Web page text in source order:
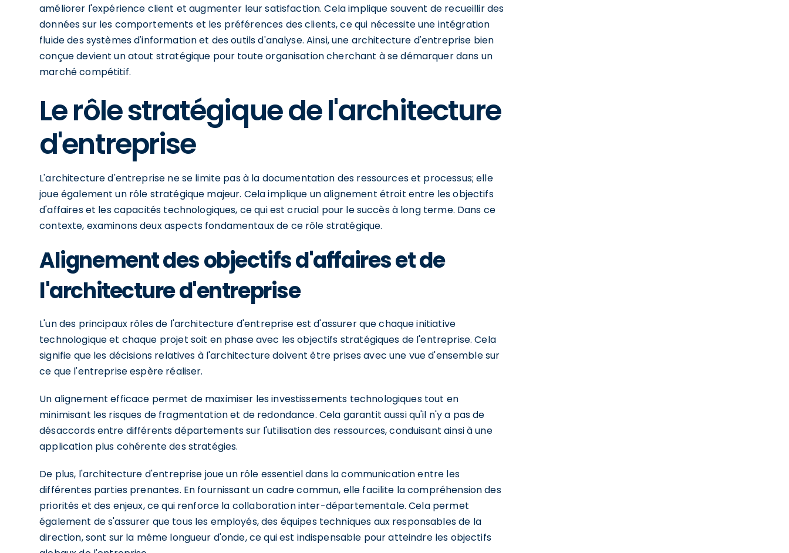
améliorer l'expérience client et augmenter leur satisfaction. Cela implique souvent de recueillir des
données sur les comportements et les préférences des clients, ce qui nécessite une intégration
fluide des systèmes d'information et des outils d'analyse. Ainsi, une architecture d'entreprise bien
conçue devient un atout stratégique pour toute organisation cherchant à se démarquer dans un
marché compétitif.
Le rôle stratégique de l'architecture
d'entreprise
L'architecture d'entreprise ne se limite pas à la documentation des ressources et processus; elle
joue également un rôle stratégique majeur. Cela implique un alignement étroit entre les objectifs
d'affaires et les capacités technologiques, ce qui est crucial pour le succès à long terme. Dans ce
contexte, examinons deux aspects fondamentaux de ce rôle stratégique.
Alignement des objectifs d'affaires et de
l'architecture d'entreprise
L'un des principaux rôles de l'architecture d'entreprise est d'assurer que chaque initiative
technologique et chaque projet soit en phase avec les objectifs stratégiques de l'entreprise. Cela
signifie que les décisions relatives à l'architecture doivent être prises avec une vue d'ensemble sur
ce que l'entreprise espère réaliser.
Un alignement efficace permet de maximiser les investissements technologiques tout en
minimisant les risques de fragmentation et de redondance. Cela garantit aussi qu'il n'y a pas de
désaccords entre différents départements sur l'utilisation des ressources, conduisant ainsi à une
application plus cohérente des stratégies.
De plus, l'architecture d'entreprise joue un rôle essentiel dans la communication entre les
différentes parties prenantes. En fournissant un cadre commun, elle facilite la compréhension des
priorités et des enjeux, ce qui renforce la collaboration inter-départementale. Cela permet
également de s'assurer que tous les employés, des équipes techniques aux responsables de la
direction, sont sur la même longueur d'onde, ce qui est indispensable pour atteindre les objectifs